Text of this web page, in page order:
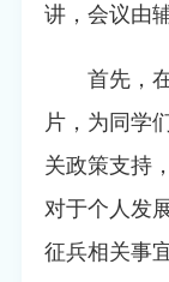
讲，会议由
首先，
片，为同学
关政策支持
对于个人发
征兵相关事